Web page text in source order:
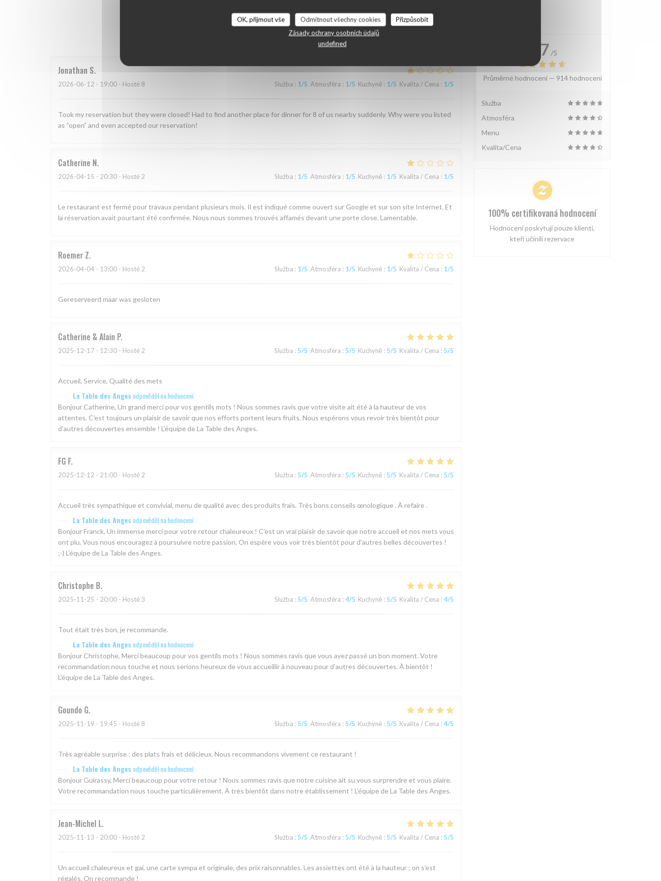
OK, přijmout vše Odmítnout všechny cookies
Přizpůsobit
Zásady ochrany osobních údajů
undefined
Hodnocení našich zákazníků
Jonathan S
2026-06-12 - 19:00 - Hosté 8 Služba : 1/5 Atmosféra : 1/5 Kuchyně : 1/5 Kvalita / Cena : 1/5
Took my reservation but they were closed! Had to find another place for dinner for 8 of us nearby suddenly. Why were you listed
as “open” and even accepted our reservation!
Catherine N
2026-04-15 - 20:30 - Hosté 2 Služba : 1/5 Atmosféra : 1/5 Kuchyně : 1/5 Kvalita / Cena : 1/5
Le restaurant est fermé pour travaux pendant plusieurs mois. Il est indiqué comme ouvert sur Google et sur son site Internet. Et
la réservation avait pourtant été confirmée. Nous nous sommes trouvés affamés devant une porte close. Lamentable.
Roemer Z
2026-04-04 - 13:00 - Hosté 2 Služba : 1/5 Atmosféra : 1/5 Kuchyně : 1/5 Kvalita / Cena : 1/5
Gereserveerd maar was gesloten
Catherine & Alain P
2025-12-17 - 12:30 - Hosté 2 Služba : 5/5 Atmosféra : 5/5 Kuchyně : 5/5 Kvalita / Cena : 5/5
Accueil, Service, Qualité des mets
La Table des Anges odpověděl na hodnocení
Bonjour Catherine, Un grand merci pour vos gentils mots ! Nous sommes ravis que votre visite ait été à la hauteur de vos
attentes. C'est toujours un plaisir de savoir que nos efforts portent leurs fruits. Nous espérons vous revoir très bientôt pour
d'autres découvertes ensemble ! L'équipe de La Table des Anges.
FG F
2025-12-12 - 21:00 - Hosté 2 Služba : 5/5 Atmosféra : 5/5 Kuchyně : 5/5 Kvalita / Cena : 5/5
Accueil très sympathique et convivial, menu de qualité avec des produits frais. Très bons conseils œnologique . À refaire .
La Table des Anges odpověděl na hodnocení
Bonjour Franck, Un immense merci pour votre retour chaleureux ! C'est un vrai plaisir de savoir que notre accueil et nos mets vous
ont plu. Vous nous encouragez à poursuivre notre passion. On espère vous voir très bientôt pour d'autres belles découvertes !
;-) L'équipe de La Table des Anges.
Christophe B
2025-11-25 - 20:00 - Hosté 3 Služba : 5/5 Atmosféra : 4/5 Kuchyně : 5/5 Kvalita / Cena : 4/5
Tout était très bon, je recommande.
La Table des Anges odpověděl na hodnocení
Bonjour Christophe, Merci beaucoup pour vos gentils mots ! Nous sommes ravis que vous ayez passé un bon moment. Votre
recommandation nous touche et nous serions heureux de vous accueillir à nouveau pour d'autres découvertes. À bientôt !
L'équipe de La Table des Anges.
Goundo G
2025-11-19 - 19:45 - Hosté 8 Služba : 5/5 Atmosféra : 5/5 Kuchyně : 5/5 Kvalita / Cena : 4/5
Très agréable surprise : des plats frais et délicieux. Nous recommandons vivement ce restaurant !
La Table des Anges odpověděl na hodnocení
Bonjour Guirassy, Merci beaucoup pour votre retour ! Nous sommes ravis que notre cuisine ait su vous surprendre et vous plaire.
Votre recommandation nous touche particulièrement. À très bientôt dans notre établissement ! L'équipe de La Table des Anges.
Jean-Michel L
2025-11-13 - 20:00 - Hosté 2 Služba : 5/5 Atmosféra : 5/5 Kuchyně : 5/5 Kvalita / Cena : 5/5
Un accueil chaleureux et gai, une carte sympa et originale, des prix raisonnables. Les assiettes ont été à la hauteur ; on s'est
régalés. On recommande !
4.7 /5
Průměrné hodnocení — 914 hodnoceni
Služba
Atmosféra
Menu
Kvalita/Cena
100% certifikovaná hodnocení
Hodnocení poskytují pouze klienti,
kteří učinili rezervace